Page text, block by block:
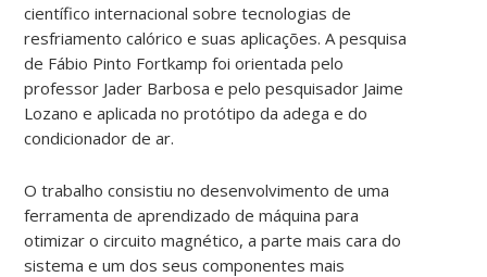
científico internacional sobre tecnologias de
resfriamento calórico e suas aplicações. A pesquisa
de Fábio Pinto Fortkamp foi orientada pelo
professor Jader Barbosa e pelo pesquisador Jaime
Lozano e aplicada no protótipo da adega e do
condicionador de ar.
O trabalho consistiu no desenvolvimento de uma
ferramenta de aprendizado de máquina para
otimizar o circuito magnético, a parte mais cara do
sistema e um dos seus componentes mais